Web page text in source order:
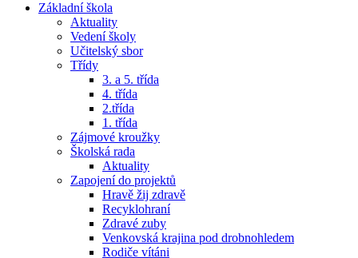
Základní škola
Aktuality
Vedení školy
Učitelský sbor
Třídy
3. a 5. třída
4. třída
2.třída
1. třída
Zájmové kroužky
Školská rada
Aktuality
Zapojení do projektů
Hravě žij zdravě
Recyklohraní
Zdravé zuby
Venkovská krajina pod drobnohledem
Rodiče vítáni